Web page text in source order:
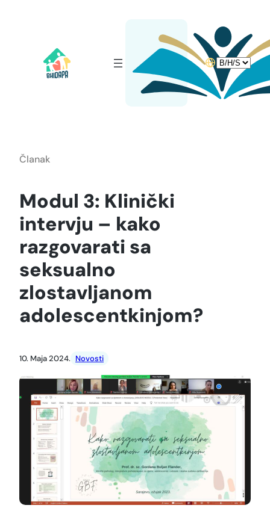
Choose
a
language
Članak
Modul 3: Klinički
intervju – kako
razgovarati sa
seksualno
zlostavljanom
adolescentkinjom?
10. Maja 2024. Novosti